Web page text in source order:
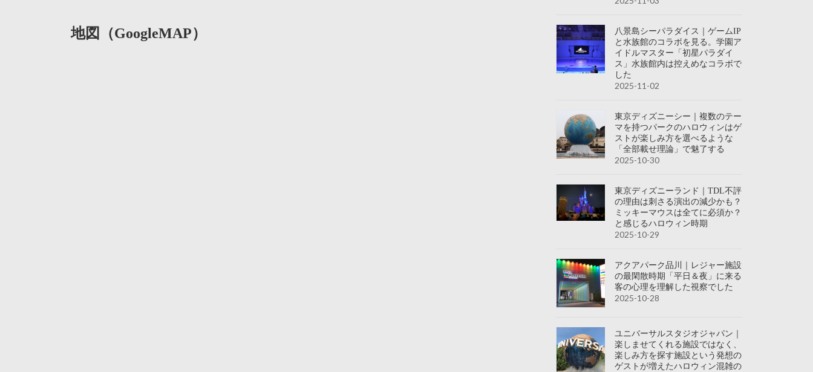
地図（GoogleMAP）
八景島シーパラダイス｜ゲームIP
と水族館のコラボを見る。学園ア
イドルマスター「初星パラダイ
ス」水族館内は控えめなコラボで
した
2025-11-02
東京ディズニーシー｜複数のテー
マを持つパークのハロウィンはゲ
ストが楽しみ方を選べるような
「全部載せ理論」で魅了する
2025-10-30
東京ディズニーランド｜TDL不評
の理由は刺さる演出の減少かも？
ミッキーマウスは全てに必須か？
と感じるハロウィン時期
2025-10-29
アクアパーク品川｜レジャー施設
の最閑散時期「平日＆夜」に来る
客の心理を理解した視察でした
2025-10-28
ユニバーサルスタジオジャパン｜
楽しませてくれる施設ではなく、
楽しみ方を探す施設という発想の
ゲストが増えたハロウィン混雑の